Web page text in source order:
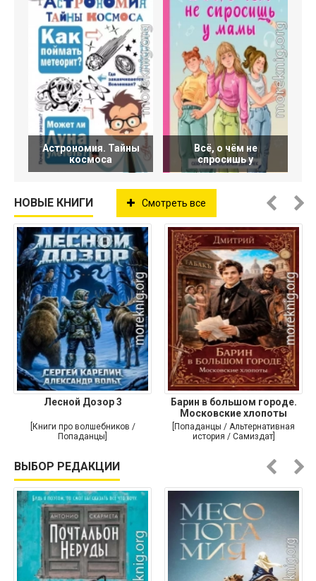
Астрономия. Тайны
космоса
Всё, о чём не
спросишь у
НОВЫЕ КНИГИ Смотреть все
Лесной Дозор 3
[Книги про волшебников /
Попаданцы]
Барин в большом городе.
Московские хлопоты
[Попаданцы / Альтернативная
история / Самиздат]
ВЫБОР РЕДАКЦИИ